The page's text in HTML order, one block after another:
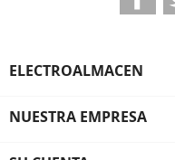
ELECTROALMACEN
NUESTRA EMPRESA